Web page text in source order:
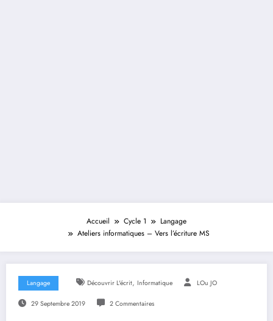
Accueil Cycle 1
Langage
Ateliers informatiques – Vers l’écriture MS
Langage Découvrir L'écrit, Informatique LOu JO
29 Septembre 2019 2 Commentaires